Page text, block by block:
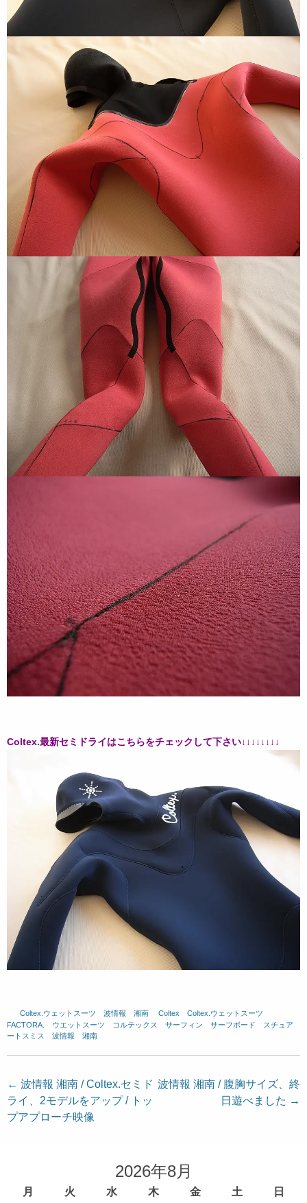
Coltex.最新セミドライはこちらをチェックして下さい↓↓↓↓↓↓↓↓
Coltex.ウェットスーツ 波情報 湘南 Coltex Coltex.ウェットスーツ
FACTORA.
ウエットスーツ コルテックス サーフィン サーフボード
スチュア
ートスミス
波情報 湘南
投
稿
ナ
← 波情報 湘南 / Coltex.セミド
ライ、2モデルをアップ / トッ
プアプローチ映像
波情報 湘南 / 腹胸サイズ、終
日遊べました →
2026年8月
月 火 水 木 金 土
日